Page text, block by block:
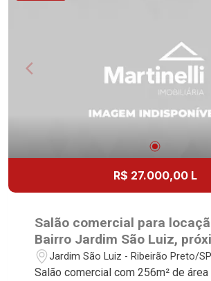
R$ 27.000,00 L
Salão comercial para
Bairro Jardim São Luiz,
Antônio Diederichsen -
Preto/SP.
Jardim São Luiz - Ribeirão Preto/SP
Salão comercial com 256m² de